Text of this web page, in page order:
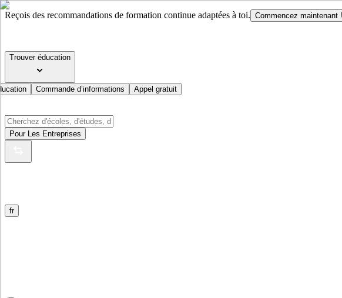
Reçois des recommandations de formation continue adaptées à toi. Commencez maintenant !
Trouver éducation
Commande d’informations Appel gratuit
Pour Les Entreprises
fr